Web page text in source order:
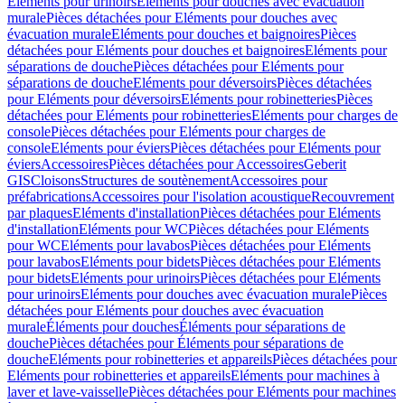
muralePièces détachées pour Eléments pour douches avec
évacuation muraleEléments pour douches et baignoiresPièces
détachées pour Eléments pour douches et baignoiresEléments pour
séparations de douchePièces détachées pour Eléments pour
séparations de doucheEléments pour déversoirsPièces détachées
pour Eléments pour déversoirsEléments pour robinetteriesPièces
détachées pour Eléments pour robinetteriesEléments pour charges de
consolePièces détachées pour Eléments pour charges de
consoleEléments pour éviersPièces détachées pour Eléments pour
éviersAccessoiresPièces détachées pour AccessoiresGeberit
GISCloisonsStructures de soutènementAccessoires pour
préfabricationsAccessoires pour l'isolation acoustiqueRecouvrement
par plaquesEléments d'installationPièces détachées pour Eléments
d'installationEléments pour WCPièces détachées pour Eléments
pour WCEléments pour lavabosPièces détachées pour Eléments
pour lavabosEléments pour bidetsPièces détachées pour Eléments
pour bidetsEléments pour urinoirsPièces détachées pour Eléments
pour urinoirsEléments pour douches avec évacuation muralePièces
détachées pour Eléments pour douches avec évacuation
muraleÉléments pour douchesÉléments pour séparations de
douchePièces détachées pour Éléments pour séparations de
doucheEléments pour robinetteries et appareilsPièces détachées pour
Eléments pour robinetteries et appareilsEléments pour machines à
laver et lave-vaissellePièces détachées pour Eléments pour machines